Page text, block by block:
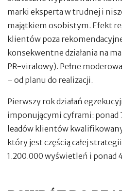
marki eksperta w trudnej i
majątkiem osobistym. Efekt
klientów poza
konsekwentne działania na
PR-viralowy). Pełne
– od planu do realizacji.
Pierwszy rok działań
imponującymi cyframi: ponad
leadów klientów
który jest częścią całej
1.200.000 wyświetleń i ponad